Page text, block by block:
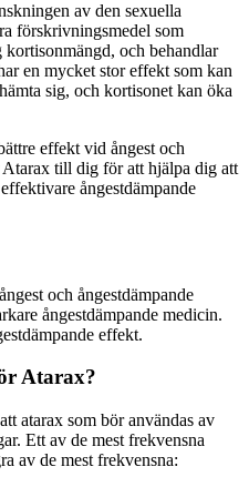
av den sexuella
förskrivningsmedel som
och behandlar
en mycket stor effekt som kan
sig, och kortisonet kan öka
effekt vid ångest och
till dig för att hjälpa dig att
ångestdämpande
och ångestdämpande
ångestdämpande medicin.
effekt.
Atarax?
atarax som bör användas av
Ett av de mest frekvensna
av de mest frekvensna: